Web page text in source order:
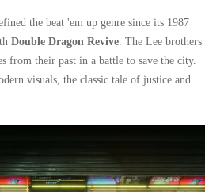
the beat 'em up genre since its 1987
Double Dragon Revive. The Lee brothers
from their past in a battle to save the city.
visuals, the classic tale of justice and